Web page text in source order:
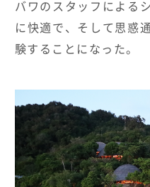
バワのスタッフによる
に快適で、そして思惑
験することになった。